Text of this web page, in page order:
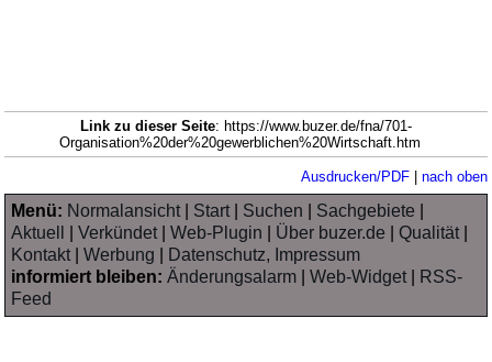
Link zu dieser Seite: https://www.buzer.de/fna/701-
Organisation%20der%20gewerblichen%20Wirtschaft.htm
Ausdrucken/PDF| nach oben
Menü: Normalansicht| Start| Suchen Sachgebiete
Aktuell
|Verkündet|Web-Plugin Über buzer.de |Qualität|
Kontakt|Werbung
Datenschutz, Impressum
informiert bleiben: Änderungsalarm |Web-Widget|
RSS-
Feed